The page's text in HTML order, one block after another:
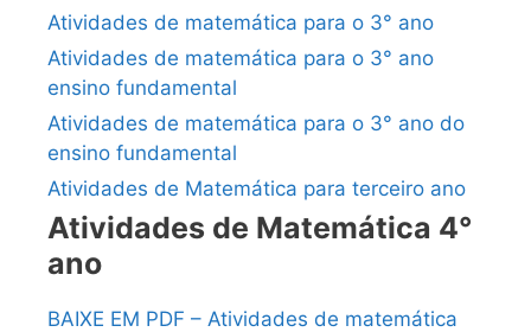
Atividades de matemática para o 3° ano
Atividades de matemática para o 3° ano
ensino fundamental
Atividades de matemática para o 3° ano do
ensino fundamental
Atividades de Matemática para terceiro ano
Atividades de Matemática 4°
ano
BAIXE EM PDF – Atividades de matemática